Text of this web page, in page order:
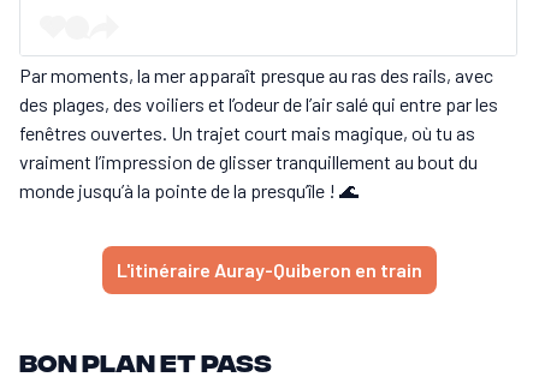
Par moments, la mer apparaît presque au ras des rails, avec
des plages, des voiliers et l’odeur de l’air salé qui entre par les
fenêtres ouvertes. Un trajet court mais magique, où tu as
vraiment l’impression de glisser tranquillement au bout du
monde jusqu’à la pointe de la presqu’île ! 🌊
L'itinéraire Auray-Quiberon en train
Bon plan et pass